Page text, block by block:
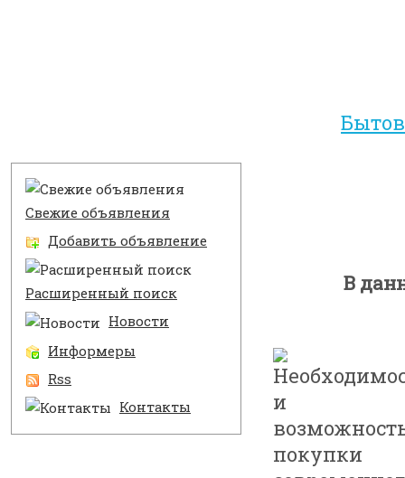
В
Свежие объявления
Добавить объявление
Расширенный поиск
Новости
Информеры
Rss
Контакты